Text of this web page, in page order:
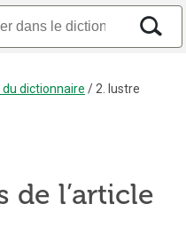
dictionnaire / 2. lustre
de l’article